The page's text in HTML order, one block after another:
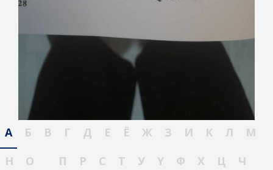
А Б В Г Д Е Ё Ж З И К Л
М
Н
О П Р С Т У Ү Ф Х Ц
Ч